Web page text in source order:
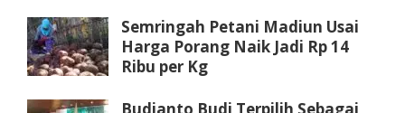
Semringah Petani Madiun Usai
Harga Porang Naik Jadi Rp 14
Ribu per Kg
Budianto Budi Terpilih Sebagai